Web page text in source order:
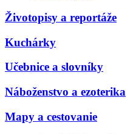
Životopisy a reportáže
Kuchárky
Učebnice a slovníky
Náboženstvo a ezoterika
Mapy a cestovanie